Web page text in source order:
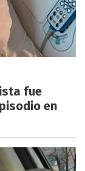
fue
en